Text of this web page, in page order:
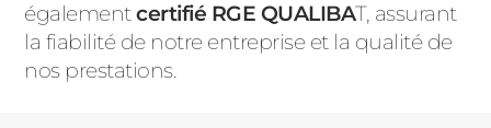
égalementcertifié RGE QUALIBAT, assurant
la fiabilité de notre entreprise et la qualité de
nos prestations.